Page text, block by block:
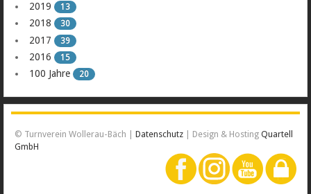
2019 13
2018 30
2017 39
2016 15
100 Jahre 20
© Turnverein Wollerau-Bäch | Datenschutz | Design & Hosting Quartell
GmbH